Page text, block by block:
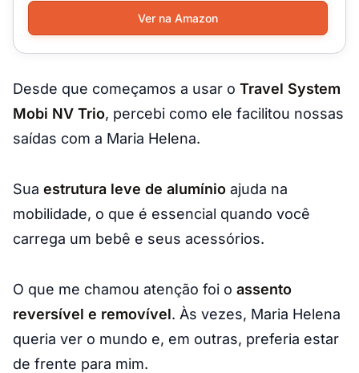
Ver na Amazon
Desde que começamos a usar o Travel System
Mobi NV Trio, percebi como ele facilitou nossas
saídas com a Maria Helena.
Sua estrutura leve de alumínio ajuda na
mobilidade, o que é essencial quando você
carrega um bebê e seus acessórios.
O que me chamou atenção foi o assento
reversível e removível. Às vezes, Maria Helena
queria ver o mundo e, em outras, preferia estar
de frente para mim.